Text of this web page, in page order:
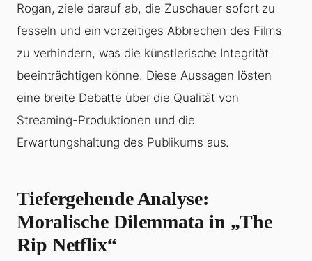
Rogan, ziele darauf ab, die Zuschauer sofort zu
fesseln und ein vorzeitiges Abbrechen des Films
zu verhindern, was die künstlerische Integrität
beeinträchtigen könne. Diese Aussagen lösten
eine breite Debatte über die Qualität von
Streaming-Produktionen und die
Erwartungshaltung des Publikums aus.
Tiefergehende Analyse:
Moralische Dilemmata in „The
Rip Netflix“